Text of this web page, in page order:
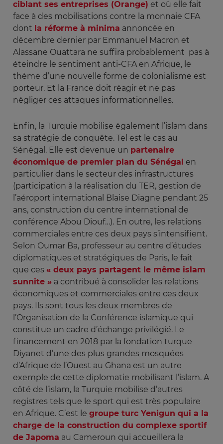
ciblant ses entreprises (Orange) et où elle fait
face à des mobilisations contre la monnaie CFA
dont la réforme à minima annoncée en
décembre dernier par Emmanuel Macron et
Alassane Ouattara ne suffira probablement pas à
éteindre le sentiment anti-CFA en Afrique, le
thème d’une nouvelle forme de colonialisme est
porteur. Et la France doit réagir et ne pas
négliger ces attaques informationnelles.
Enfin, la Turquie mobilise également l’islam dans
sa stratégie de conquête. Tel est le cas au
Sénégal. Elle est devenue un partenaire
économique de premier plan du Sénégal en
particulier dans le secteur des infrastructures
(participation à la réalisation du TER, gestion de
l’aéroport international Blaise Diagne pendant 25
ans, construction du centre international de
conférence Abou Diouf…). En outre, les relations
commerciales entre ces deux pays s’intensifient.
Selon Oumar Ba, professeur au centre d’études
diplomatiques et stratégiques de Paris, le fait
que ces « deux pays partagent le même islam
sunnite » a contribué à consolider les relations
économiques et commerciales entre ces deux
pays. Ils sont tous les deux membres de
l’Organisation de la Conférence islamique qui
constitue un cadre d’échange privilégié. Le
financement en 2018 par la fondation turque
Diyanet d’une des plus grandes mosquées
d’Afrique de l’Ouest au Ghana est un autre
exemple de cette diplomatie mobilisant l’islam. A
côté de l’islam, la Turquie mobilise d’autres
registres tels que le sport qui est très populaire
en Afrique. C’est le groupe turc Yenigun qui a la
charge de la construction du complexe sportif
de Japoma au Cameroun qui accueillera la